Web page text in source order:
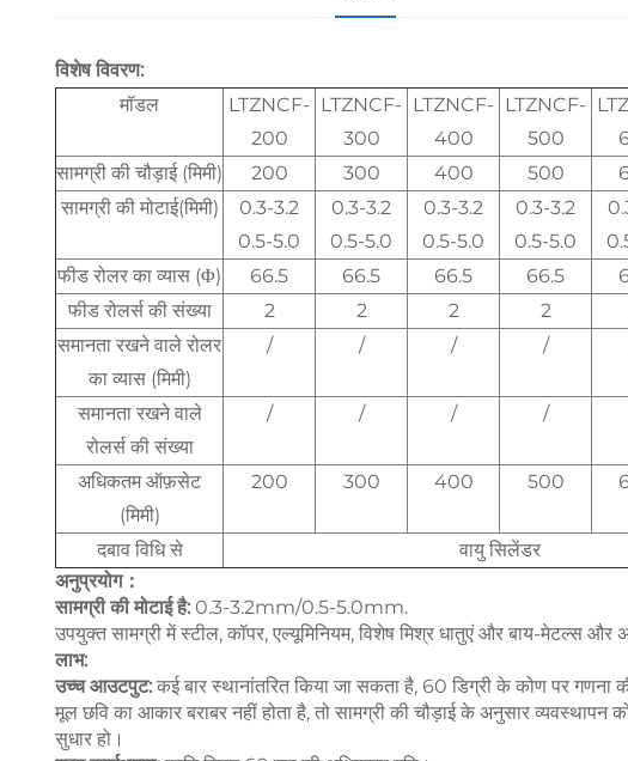
विशेष विवरण:
मॉडल
LTZNCF-
200
LTZNCF-
300
LTZNCF-
400
LTZNCF-
500
सामग्री की चौड़ाई (मिमी)
200 300 400 500
सामग्री की मोटाई(मिमी)
0.3-3.2
0.5-5.0
0.3-3.2
0.5-5.0
0.3-3.2
0.5-5.0
0.3-3.2
0.5-5.0
फीड रोलर का व्यास (Φ) 66.5 66.5 66.5 66.5
फीड रोलर्स की संख्या
2 2 2 2
समानता रखने वाले रोलर
का व्यास (मिमी)
/ / / /
समानता रखने वाले
रोलर्स की संख्या
/ / / /
अधिकतम ऑफ़सेट
(मिमी)
200 300 400 500
दबाव विधि से वायु सिलेंडर
अनुप्रयोग：
सामग्री की मोटाई है: 0.3-3.2mm/0.5-5.0mm.
उपयुक्त सामग्री में स्टील, कॉपर, एल्यूमिनियम, विशेष मिश्र धातुएं और बाय-मेटल्स और
लाभ:
उच्च आउटपुट: कई बार स्थानांतरित किया जा सकता है, 60 डिग्री के कोण पर
मूल छवि का आकार बराबर नहीं होता है, तो सामग्री की चौड़ाई के अनुसार
सुधार हो।